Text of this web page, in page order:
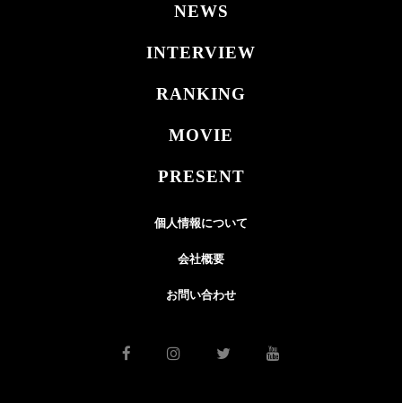
NEWS
INTERVIEW
RANKING
MOVIE
PRESENT
個人情報について
会社概要
お問い合わせ